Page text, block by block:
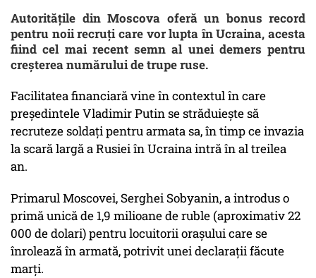
Autoritățile din Moscova oferă un bonus record
pentru noii recruți care vor lupta în Ucraina, acesta
fiind cel mai recent semn al unei demers pentru
creșterea numărului de trupe ruse.
Facilitatea financiară vine în contextul în care
președintele Vladimir Putin se străduiește să
recruteze soldați pentru armata sa, în timp ce invazia
la scară largă a Rusiei în Ucraina intră în al treilea
an.
Primarul Moscovei, Serghei Sobyanin, a introdus o
primă unică de 1,9 milioane de ruble (aproximativ 22
000 de dolari) pentru locuitorii orașului care se
înrolează în armată, potrivit unei declarații făcute
marți.